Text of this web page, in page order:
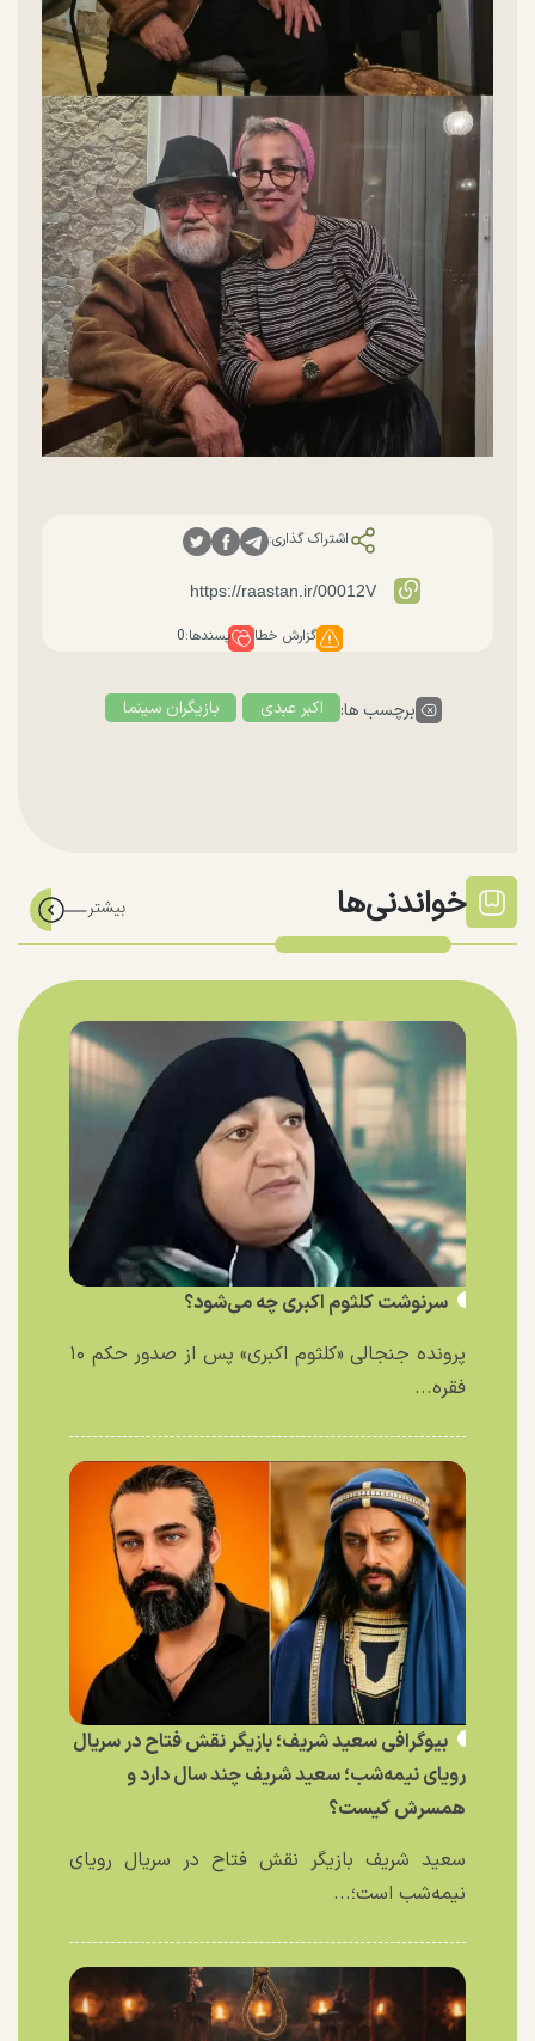
اشتراک گذاری:
گزارش خطا پسندها:0
برچسب ها: اکبر عبدی بازیگران سینما
خواندنی‌ها
سرنوشت کلثوم اکبری چه می‌شود؟
پرونده جنجالی «کلثوم اکبری» پس از صدور حکم ۱۰
فقره...
بیوگرافی سعید شریف؛ بازیگر نقش فتاح در سریال
رویای نیمه‌شب؛ سعید شریف چند سال دارد و
همسرش کیست؟
سعید شریف بازیگر نقش فتاح در سریال رویای
نیمه‌شب است؛...